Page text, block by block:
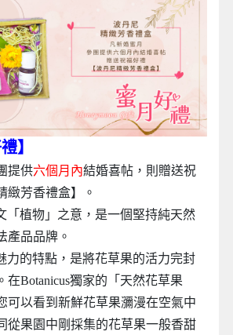
】
提供六個月內結婚喜帖，則贈送祝
緻芳香禮盒】。
「植物」之意，是一個堅持純天然
產品品牌。
力的特點，是將花草果的活力完封
在Botanicus獨家的「天然花草果
可以看到新鮮花草果瀰漫在空氣中
從果園中剛採集的花草果一般香甜